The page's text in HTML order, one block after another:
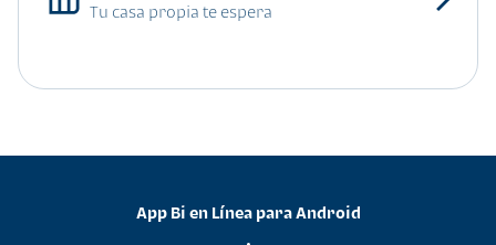
Tu casa propia te espera
App Bi en Línea para Android